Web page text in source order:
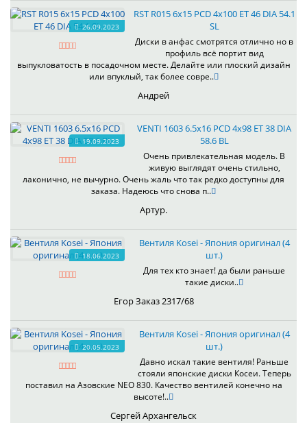
26.09.2023
RST R015 6x15 PCD 4x100 ET 46 DIA 54.1
SL
Диски в анфас смотрятся отлично но в
профиль всё портит вид
выпукловатость в посадочном месте. Делайте или плоский дизайн
или впуклый, так более совре..
Андрей
19.09.2023
VENTI 1603 6.5x16 PCD 4x98 ET 38 DIA
58.6 BL
Очень привлекательная модель. В
живую выглядят очень стильно,
лаконично, не вычурно. Очень жаль что так редко доступны для
заказа. Надеюсь что снова п..
Артур.
18.06.2023
Вентиля Kosei - Япония оригинал (4
шт.)
Для тех кто знает! да были раньше
такие диски..
Егор Заказ 2317/68
20.05.2023
Вентиля Kosei - Япония оригинал (4
шт.)
Давно искал такие вентиля! Раньше
стояли японские диски Косеи. Теперь
поставил на Азовские NEO 830. Качество вентилей конечно на
высоте!..
Сергей Архангельск